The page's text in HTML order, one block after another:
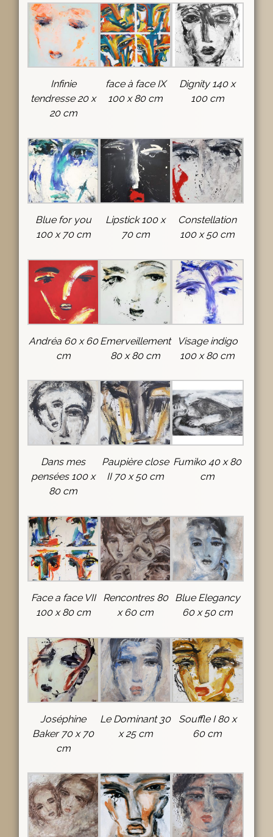
Infinie
tendresse 20 x
20 cm
face à face IX
100 x 80 cm
Dignity 140 x
100 cm
Blue for you
100 x 70 cm
Lipstick 100 x
70 cm
Constellation
100 x 50 cm
Andréa 60 x 60
cm
Emerveillement
80 x 80 cm
Visage indigo
100 x 80 cm
Dans mes
pensées 100 x
80 cm
Paupière close
II 70 x 50 cm
Fumiko 40 x 80
cm
Face a face VII
100 x 80 cm
Rencontres 80
x 60 cm
Blue Elegancy
60 x 50 cm
Joséphine
Baker 70 x 70
cm
Le Dominant 30
x 25 cm
Souffle I 80 x
60 cm